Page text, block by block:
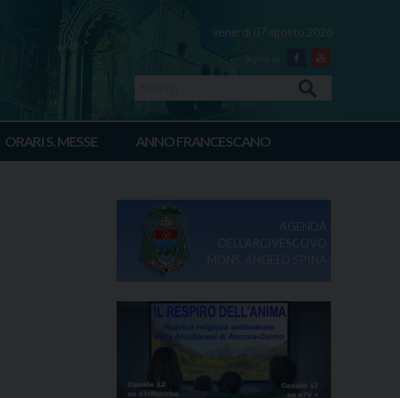
venerdì 07 agosto 2026
Facebook
Youtube
ORARI S. MESSE ANNO FRANCESCANO
AGENDA
DELL'ARCIVESCOVO